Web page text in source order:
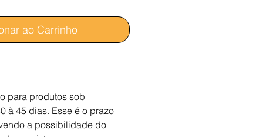
ao Carrinho
para produtos sob
à 45 dias. Esse é o prazo
a possibilidade do